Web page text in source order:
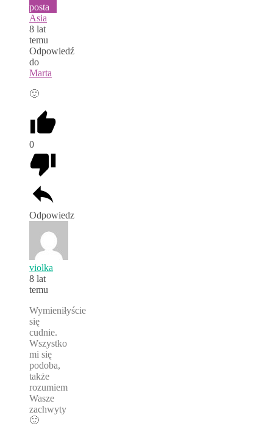
posta
Asia
8 lat
temu
Odpowiedź
do
Marta
🙂
0
Odpowiedz
violka
8 lat
temu
Wymieniłyście
się
cudnie.
Wszystko
mi się
podoba,
także
rozumiem
Wasze
zachwyty
🙂